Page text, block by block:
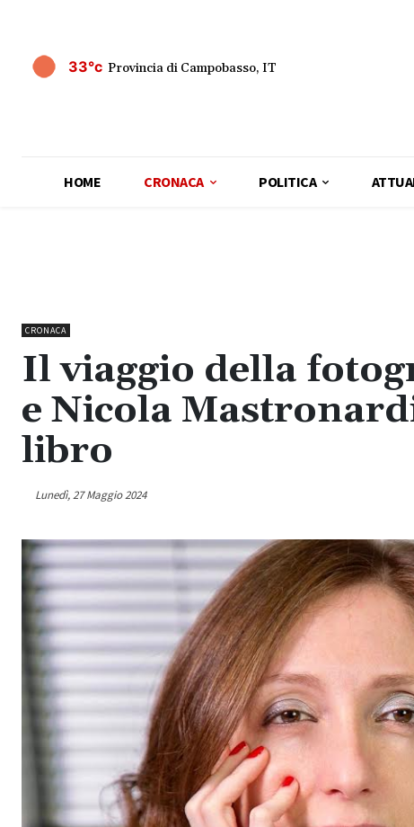
33°c Provincia di Campobasso, IT
HOME CRONACA POLITICA
CRONACA
Il viaggio della
e Nicola
libro
Lunedì, 27 Maggio 2024